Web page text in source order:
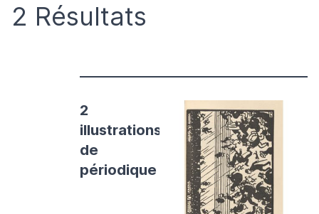
2 Résultats
2
illustrations
de
périodique